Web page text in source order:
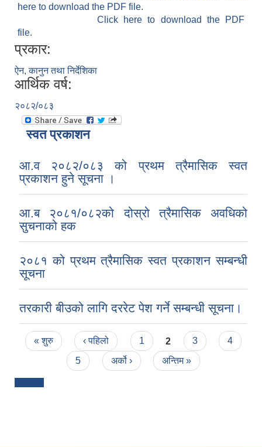
here to download the PDF file.
Click here to download the PDF
file.
प्रकार:
ऐन, कानुन तथा निर्देशिका
आर्थिक वर्ष:
२०८२/०८३
स्वत प्रकाशन
आ.व २०८२/०८३ को प्रथम त्रैमासिक स्वत
प्रकाशन हुने सूचना ।
आ.ब २०८१/०८२को दोस्रो त्रैमासिक अवधिको
सुचनाको हक
२०८१ को प्रथम त्रैमासिक स्वत प्रकाशन सम्बन्धी
सूचना
तरकारी बीउको लागि दररेट पेश गर्ने सम्बन्धी सूचना।
Pages
« शुरु ‹ पहिलो 1 2 3
4
5
अर्को › अन्तिम »